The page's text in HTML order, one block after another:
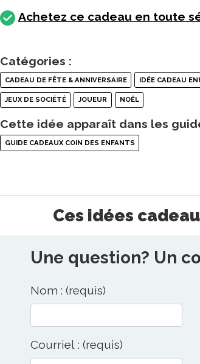
Achetez ce cadeau en toute
Catégories :
CADEAU DE FÊTE & ANNIVERSAIRE IDÉE CADEAU
JEUX DE SOCIÉTÉ JOUEUR NOËL
Cette idée apparaît dans les
GUIDE CADEAUX COIN DES ENFANTS
Ces idées
Une question? Un
Nom : (requis)
Courriel : (requis)